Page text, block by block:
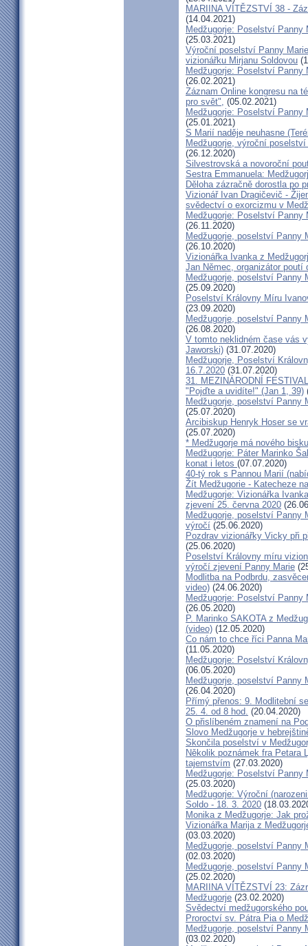
MARIINA VÍTĚZSTVÍ 38 -
(14.04.2021)
Medžugorje: Poselství Panny
(25.03.2021)
Výroční poselství Panny
vizionářku Mirjanu Soldovou
Medžugorje: Poselství Panny
(26.02.2021)
Záznam Online kongresu na
pro svět", (05.02.2021)
Medžugorje: Poselství Panny
(25.01.2021)
S Marií naděje neuhasne
Medžugorje, výroční
(26.12.2020)
Silvestrovská a novoroční
Sestra Emmanuela:
Děloha zázračně dorostla po
Vizionář Ivan Dragičevič -
svědectví o exorcizmu v
Medžugorje: Poselství Panny
(26.11.2020)
Medžugorje, poselství Panny
(26.10.2020)
Vizionářka Ivanka z
Jan Němec, organizátor poutí
Medžugorje, poselství Panny
(25.09.2020)
Poselství Královny Míru
(23.09.2020)
Medžugorje, poselství Panny
(26.08.2020)
V tomto neklidném čase vás
Jaworski) (31.07.2020)
Medžugorje, Poselství
16.7.2020 (31.07.2020)
31. MEZINÁRODNÍ
"Pojďte a uvidíte!" (Jan 1, 39)
Medžugorje, poselství Panny
(25.07.2020)
Arcibiskup Henryk Hoser se
(25.07.2020)
* Medžugorje má nového
Medžugorje: Páter Marinko
konat i letos (07.07.2020)
40-tý rok s Pannou Marií
Žít Medžugorie - Katecheze
Medžugorje: Vizionářka
zjevení 25. června 2020
Medžugorje, poselství Panny
výročí (25.06.2020)
Pozdrav vizionářky Vicky při
(25.06.2020)
Poselství Královny míru
výročí zjevení Panny Marie
Modlitba na Podbrdu,
video) (24.06.2020)
Medžugorje: Poselství Panny
(26.05.2020)
P. Marinko SAKOTA z
(video) (12.05.2020)
Co nám to chce říci Panna
(11.05.2020)
Medžugorje: Poselství
(06.05.2020)
Medžugorje, poselství Panny
(26.04.2020)
Přímý přenos: 9. Modlitební
25. 4. od 8 hod. (20.04.2020)
O přislíbeném znamení na
Slovo Medžugorje v
Skončila poselství v
Několik poznámek fra Petara
tajemstvím (27.03.2020)
Medžugorje: Poselství Panny
(25.03.2020)
Medžugorje: Výroční
Soldo - 18. 3. 2020
Monika z Medžugorje: Jak
Vizionářka Marija z
(03.03.2020)
Medžugorje, poselství Panny
(02.03.2020)
Medžugorje, poselství Panny
(25.02.2020)
MARIINA VÍTĚZSTVÍ 23:
Medžugorje (23.02.2020)
Svědectví medžugorského
Proroctví sv. Pátra Pia o
Medžugorje, poselství Panny
(03.02.2020)